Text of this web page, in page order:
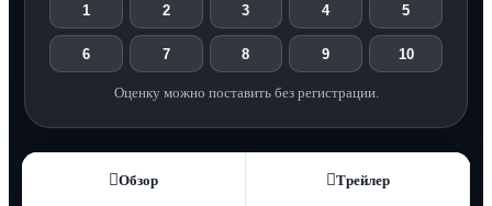
1 2 3 4 5
6 7 8 9 10
Оценку можно поставить без регистрации.
Обзор Трейлер